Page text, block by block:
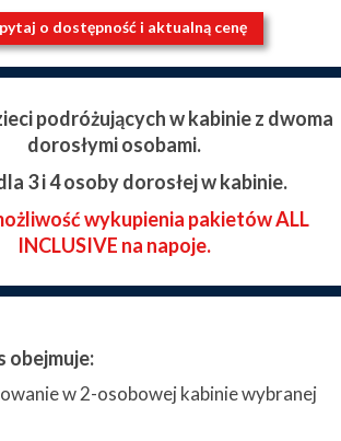
o dostępność i aktualną cenę
podróżujących w kabinie z dwoma
dorosłymi osobami.
3 i 4 osoby dorosłej w kabinie.
wykupienia pakietów ALL
INCLUSIVE na napoje.
obejmuje:
w 2-osobowej kabinie wybranej